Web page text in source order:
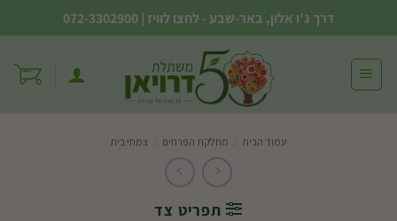
to
content
דרך ג'ו אלון, באר-שבע - לחצו לוויז |
072-3302900
עמוד הבית מחלקת הפרחים צמחי בית
תפריט צד